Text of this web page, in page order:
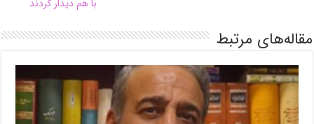
با هم دیدار کردند
مقاله‌های مرتبط